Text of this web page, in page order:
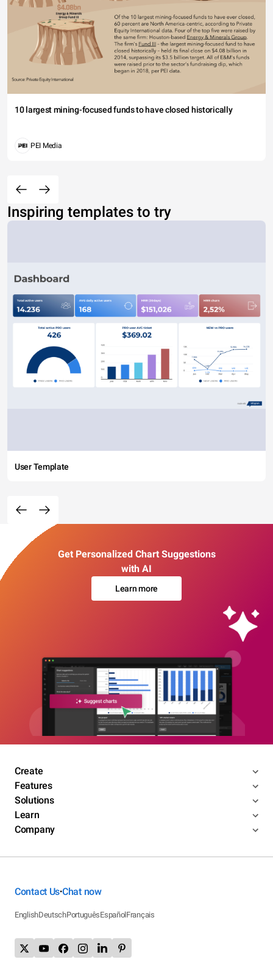
10 largest mining-focused funds to have closed historically
PEI Media
Inspiring templates to try
User Template
Get Personalized Chart Suggestions
with AI
Learn more
Create
Features
Solutions
Learn
Company
Contact Us•Chat now
EnglishDeutschPortuguêsEspañolFrançais